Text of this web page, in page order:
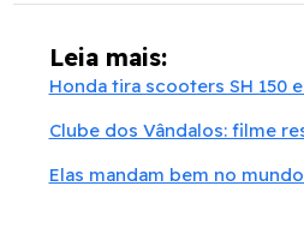
Leia mais:
Honda tira scooters SH 150
Clube dos Vândalos: filme
Elas mandam bem no